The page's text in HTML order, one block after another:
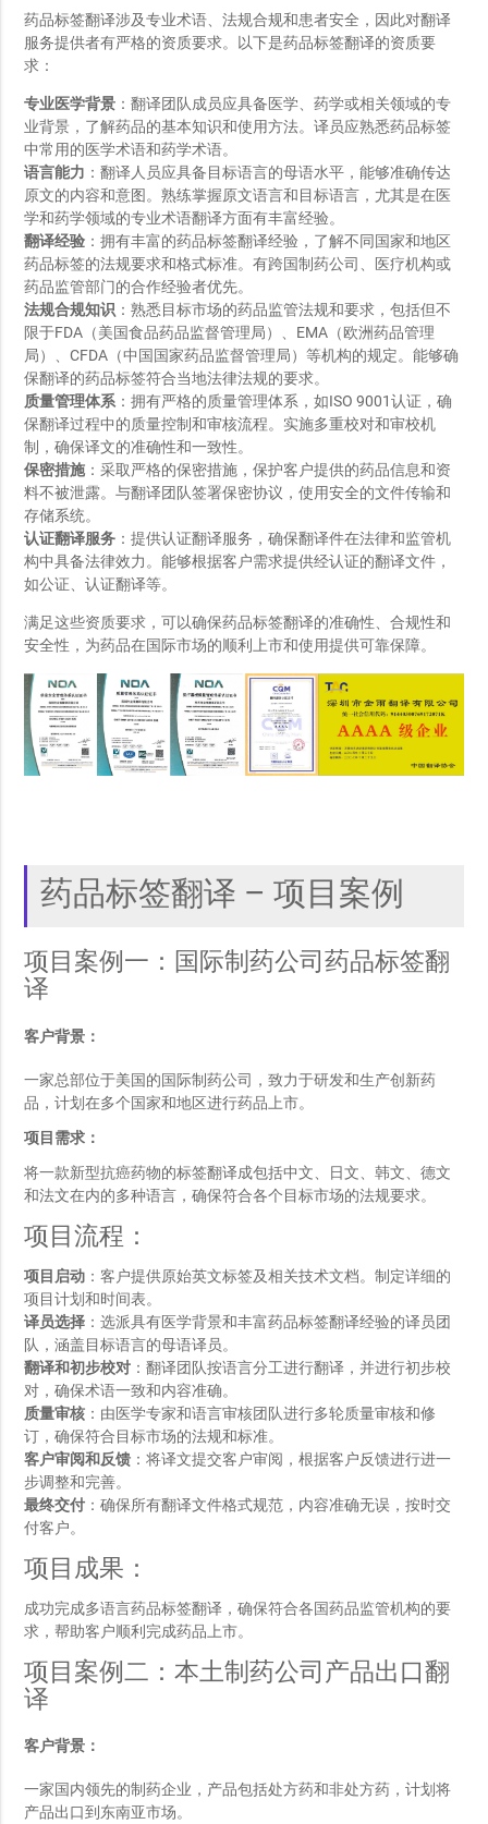
药品标签翻译涉及专业术语、法规合规和患者安全，因此对翻译
服务提供者有严格的资质要求。以下是药品标签翻译的资质要
求：
专业医学背景 ：翻译团队成员应具备医学、药学或相关领域的专
业背景，了解药品的基本知识和使用方法。译员应熟悉药品标签
中常用的医学术语和药学术语。
语言能力 ：翻译人员应具备目标语言的母语水平，能够准确传达
原文的内容和意图。熟练掌握原文语言和目标语言，尤其是在医
学和药学领域的专业术语翻译方面有丰富经验。
翻译经验 ：拥有丰富的药品标签翻译经验，了解不同国家和地区
药品标签的法规要求和格式标准。有跨国制药公司、医疗机构或
药品监管部门的合作经验者优先。
法规合规知识 ：熟悉目标市场的药品监管法规和要求，包括但不
限于FDA（美国食品药品监督管理局）、EMA（欧洲药品管理
局）、CFDA（中国国家药品监督管理局）等机构的规定。能够确
保翻译的药品标签符合当地法律法规的要求。
质量管理体系：拥有严格的质量管理体系，如ISO 9001认证，确
保翻译过程中的质量控制和审核流程。实施多重校对和审校机
制，确保译文的准确性和一致性。
保密措施：采取严格的保密措施，保护客户提供的药品信息和资
料不被泄露。与翻译团队签署保密协议，使用安全的文件传输和
存储系统。
认证翻译服务 ：提供认证翻译服务，确保翻译件在法律和监管机
构中具备法律效力。能够根据客户需求提供经认证的翻译文件，
如公证、认证翻译等。
满足这些资质要求，可以确保药品标签翻译的准确性、合规性和
安全性，为药品在国际市场的顺利上市和使用提供可靠保障。
药品标签翻译 – 项目案例
项目案例一：国际制药公司药品标签翻
译
客户背景：
一家总部位于美国的国际制药公司，致力于研发和生产创新药
品，计划在多个国家和地区进行药品上市。
项目需求：
将一款新型抗癌药物的标签翻译成包括中文、日文、韩文、德文
和法文在内的多种语言，确保符合各个目标市场的法规要求。
项目流程：
项目启动 ：客户提供原始英文标签及相关技术文档。制定详细的
项目计划和时间表。
译员选择 ：选派具有医学背景和丰富药品标签翻译经验的译员团
队，涵盖目标语言的母语译员。
翻译和初步校对 ：翻译团队按语言分工进行翻译，并进行初步校
对，确保术语一致和内容准确。
质量审核 ：由医学专家和语言审核团队进行多轮质量审核和修
订，确保符合目标市场的法规和标准。
客户审阅和反馈 ：将译文提交客户审阅，根据客户反馈进行进一
步调整和完善。
最终交付 ：确保所有翻译文件格式规范，内容准确无误，按时交
付客户。
项目成果：
成功完成多语言药品标签翻译，确保符合各国药品监管机构的要
求，帮助客户顺利完成药品上市。
项目案例二：本土制药公司产品出口翻
译
客户背景：
一家国内领先的制药企业，产品包括处方药和非处方药，计划将
产品出口到东南亚市场。